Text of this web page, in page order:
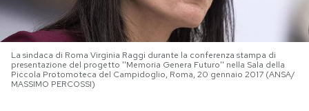
NEWSLETTER
I MIEI PREFERITI
La sindaca di Roma Virginia Raggi durante la conferenza stampa di
presentazione del progetto ''Memoria Genera Futuro'' nella Sala della
Piccola Protomoteca del Campidoglio, Roma, 20 gennaio 2017 (ANSA/
MASSIMO PERCOSSI)